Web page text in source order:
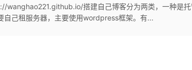
wanghao221.github.io/搭建自己博客分为两类，一种是
自己租服务器，主要使用wordpress框架。有...